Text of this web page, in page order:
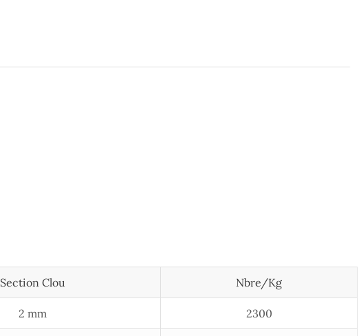
Section Clou Nbre/kg
2 mm 2300